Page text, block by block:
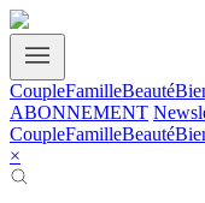
CoupleFamilleBeauté
ABONNEMENT
CoupleFamilleBeauté
×